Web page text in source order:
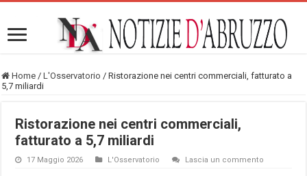
Home / L'Osservatorio / Ristorazione nei centri commerciali, fatturato a
5,7 miliardi
Ristorazione nei centri commerciali,
fatturato a 5,7 miliardi
17 Maggio 2026 L'Osservatorio Lascia un commento